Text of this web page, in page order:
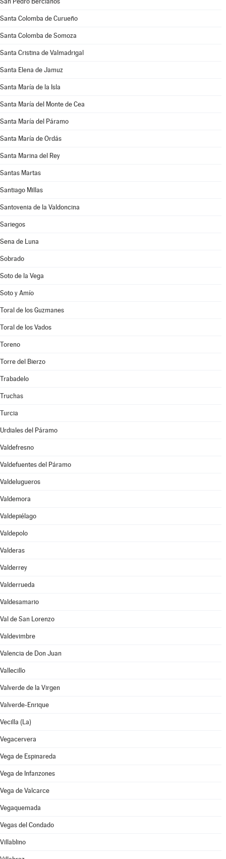
Santa Colomba de Curueño
Santa Colomba de Somoza
Santa Cristina de Valmadrigal
Santa Elena de Jamuz
Santa María de la Isla
Santa María del Monte de Cea
Santa María del Páramo
Santa María de Ordás
Santa Marina del Rey
Santas Martas
Santiago Millas
Santovenia de la Valdoncina
Sariegos
Sena de Luna
Sobrado
Soto de la Vega
Soto y Amío
Toral de los Guzmanes
Toral de los Vados
Toreno
Torre del Bierzo
Trabadelo
Truchas
Turcia
Urdiales del Páramo
Valdefresno
Valdefuentes del Páramo
Valdelugueros
Valdemora
Valdepiélago
Valdepolo
Valderas
Valderrey
Valderrueda
Valdesamario
Val de San Lorenzo
Valdevimbre
Valencia de Don Juan
Vallecillo
Valverde de la Virgen
Valverde-Enrique
Vecilla (La)
Vegacervera
Vega de Espinareda
Vega de Infanzones
Vega de Valcarce
Vegaquemada
Vegas del Condado
Villablino